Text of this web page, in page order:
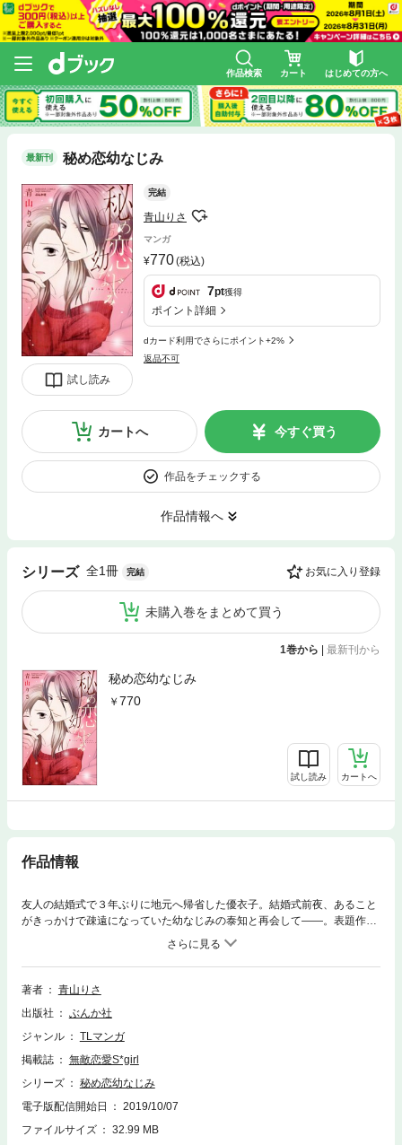
作品検索 カート はじめての方へ
最新刊 秘め恋幼なじみ
試し読み
完結
青山りさ
マンガ
770(税込)
7pt獲得
ポイント詳細
dカード利用でさらにポイント+2%
返品不可
カートへ 今すぐ買う
作品をチェックする
作品情報へ
シリーズ 全1冊 完結 お気に入り登録
未購入巻をまとめて買う
1巻から | 最新刊から
秘め恋幼なじみ
770
試し読み カートへ
作品情報
友人の結婚式で３年ぶりに地元へ帰省した優衣子。結婚式前夜、あること
がきっかけで疎遠になっていた幼なじみの泰知と再会して――。表題作
「奥まで知りたい」のほか、どきどきの甘いラブストーリーが満載!!
著者
青山りさ
出版社
ぶんか社
ジャンル
TLマンガ
掲載誌
無敵恋愛S*girl
シリーズ
秘め恋幼なじみ
電子版配信開始日
2019/10/07
ファイルサイズ
32.99 MB